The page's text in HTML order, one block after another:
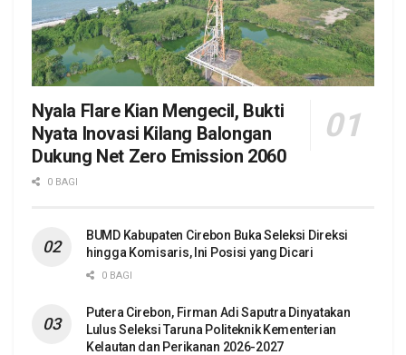
Nyala Flare Kian Mengecil, Bukti
Nyata Inovasi Kilang Balongan
Dukung Net Zero Emission 2060
0 BAGI
BUMD Kabupaten Cirebon Buka Seleksi Direksi
hingga Komisaris, Ini Posisi yang Dicari
0 BAGI
Putera Cirebon, Firman Adi Saputra Dinyatakan
Lulus Seleksi Taruna Politeknik Kementerian
Kelautan dan Perikanan 2026-2027